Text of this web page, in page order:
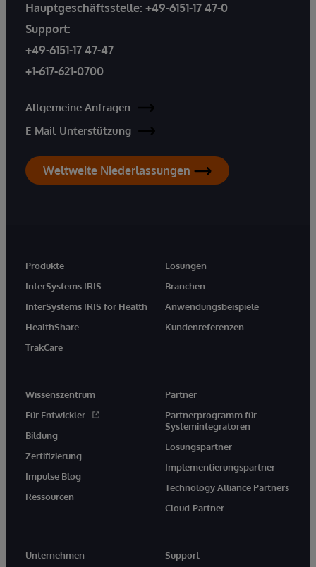
Hauptgeschäftsstelle: +49-6151-17 47-0
Support:
+49-6151-17 47-47
+1-617-621-0700
Allgemeine Anfragen
E-Mail-Unterstützung
Weltweite Niederlassungen
Produkte
InterSystems IRIS
InterSystems IRIS for Health
HealthShare
TrakCare
Lösungen
Branchen
Anwendungsbeispiele
Kundenreferenzen
Wissenszentrum
Für Entwickler
Bildung
Zertifizierung
Impulse Blog
Ressourcen
Partner
Partnerprogramm für
Systemintegratoren
Lösungspartner
Implementierungspartner
Technology Alliance Partners
Cloud-Partner
Unternehmen Support